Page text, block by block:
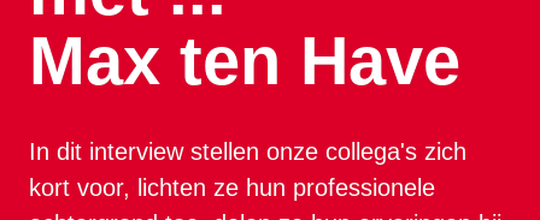
Max ten Have
In dit interview stellen onze collega's zich
kort voor, lichten ze hun professionele